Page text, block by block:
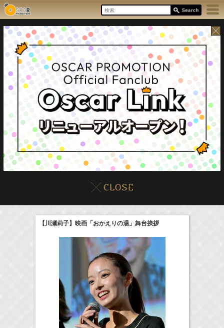
本日の出演情報8/7(Fri) イベント販売情報
河北麻友子のマユコレ！
Tシャツが乾くまで 庄司浩平
> More
【川瀬莉子】映画「おかえりの湯」舞台挨拶